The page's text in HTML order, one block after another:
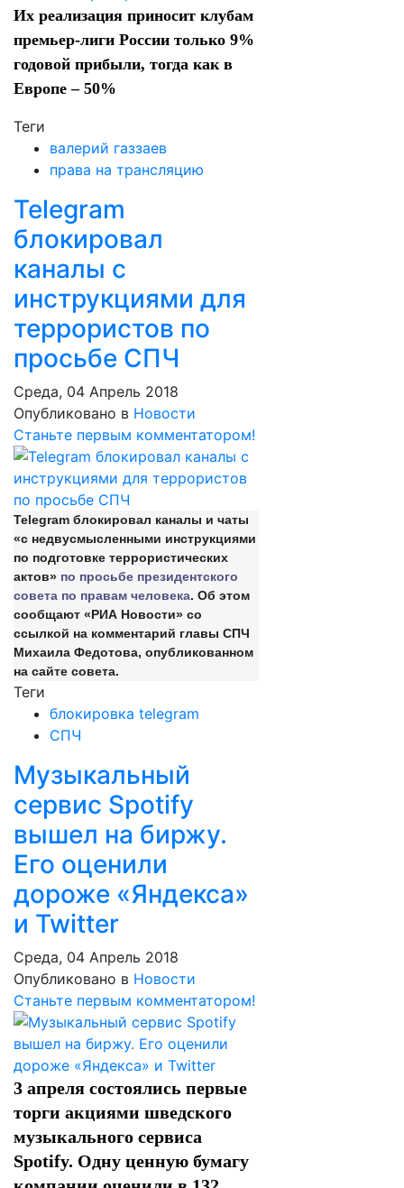
Их реализация приносит клубам
премьер-лиги России только 9%
годовой прибыли, тогда как в
Европе – 50%
Теги
валерий газзаев
права на трансляцию
Telegram
блокировал
каналы с
инструкциями для
террористов по
просьбе СПЧ
Среда, 04 Апрель 2018
Опубликовано в Новости
Станьте первым комментатором!
Telegram блокировал каналы и чаты
«с недвусмысленными инструкциями
по подготовке террористических
актов» по просьбе президентского
совета по правам человека. Об этом
сообщают «РИА Новости» со
ссылкой на комментарий главы СПЧ
Михаила Федотова, опубликованном
на сайте совета.
Теги
блокировка telegram
СПЧ
Музыкальный
сервис Spotify
вышел на биржу.
Его оценили
дороже «Яндекса»
и Twitter
Среда, 04 Апрель 2018
Опубликовано в Новости
Станьте первым комментатором!
3 апреля состоялись первые
торги акциями шведского
музыкального сервиса
Spotify. Одну ценную бумагу